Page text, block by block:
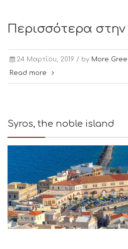
Περισσότερα
24 Μαρτίου, 2019 / by More
Read more
Syros, the noble island